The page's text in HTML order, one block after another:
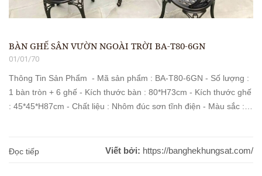
BÀN GHẾ SÂN VƯỜN NGOÀI TRỜI BA-T80-6GN
01/01/70
Thông Tin Sản Phẩm - Mã sản phẩm : BA-T80-6GN - Số lượng :
1 bàn tròn + 6 ghế - Kích thước bàn : 80*H73cm - Kích thước ghế
: 45*45*H87cm - Chất liệu : Nhôm đúc sơn tĩnh điện - Màu sắc :
Đọc tiếp Viết bởi: https://banghekhungsat.com/